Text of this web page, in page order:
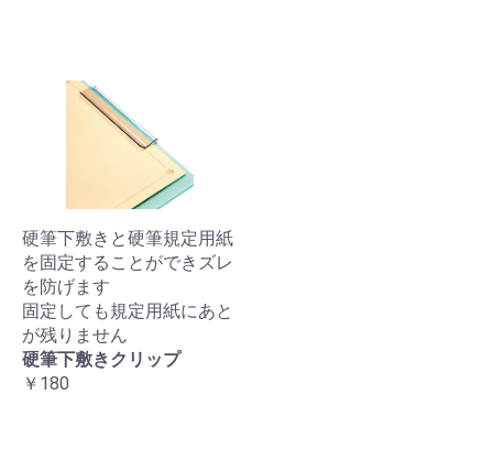
硬筆下敷きと硬筆規定用紙
を固定することができズレ
を防げます
固定しても規定用紙にあと
が残りません
硬筆下敷きクリップ
￥180